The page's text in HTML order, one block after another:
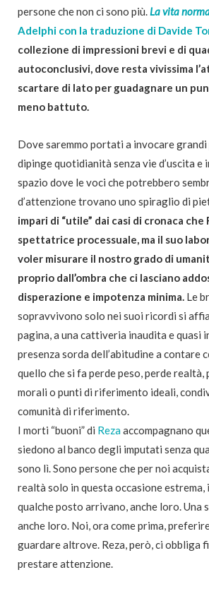
persone che non ci sono più.La vita
Adelphi con la traduzione di Davide
collezione di impressioni brevi e di
autoconclusivi, dove resta vivissima
scartare di lato per guadagnare un
meno battuto.
Dove saremmo portati a invocare grandi
dipinge quotidianità senza vie d’uscita e
spazio dove le voci che potrebbero
d’attenzione trovano uno spiraglio di
impari di “utile” dai casi di cronaca
spettatrice processuale, ma il suo
voler misurare il nostro grado di
proprio dall’ombra che ci lasciano
disperazione e impotenza minima. Le
sopravvivono solo nei suoi ricordi si
pagina, a una cattiveria inaudita e quasi
presenza sorda dell’abitudine a contare
quello che si fa perde peso, perde realtà,
morali o punti di riferimento ideali,
comunità di riferimento.
I morti “buoni” di Rezaaccompagnano
siedono al banco degli imputati senza
sono lì. Sono persone che per noi
realtà solo in questa occasione
qualche posto arrivano, anche loro. Una
anche loro. Noi, ora come prima,
guardare altrove. Reza, però, ci obbliga
prestare attenzione.